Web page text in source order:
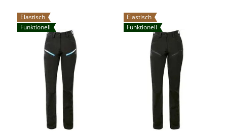
Elastisch
Funktionell
Elastisch
Funktionell